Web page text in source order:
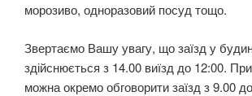
морозиво, одноразовий посуд тощо.
Звертаємо Вашу увагу, що заїзд у
здійснюється з 14.00 виїзд до 12:00.
можна окремо обговорити заїзд з 9.00